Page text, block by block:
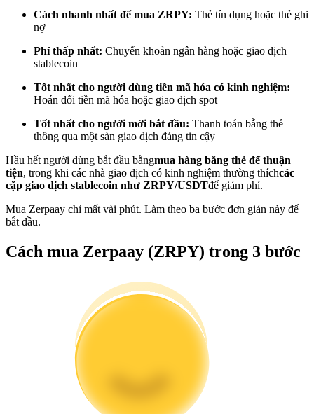
Trở thành Nhà giao dịch Sao chép
Thông tin
Cách nhanh nhất để mua ZRPY: Thẻ tín dụng hoặc thẻ ghi
nợ
Phí thấp nhất: Chuyển khoản ngân hàng hoặc giao dịch
stablecoin
Tốt nhất cho người dùng tiền mã hóa có kinh nghiệm:
Hoán đổi tiền mã hóa hoặc giao dịch spot
Tốt nhất cho người mới bắt đầu: Thanh toán bằng thẻ
thông qua một sàn giao dịch đáng tin cậy
Hầu hết người dùng bắt đầu bằngmua hàng bằng thẻ để thuận
tiện, trong khi các nhà giao dịch có kinh nghiệm thường thíchcác
cặp giao dịch stablecoin như ZRPY/USDTđể giảm phí.
Mua Zerpaay chỉ mất vài phút. Làm theo ba bước đơn giản này để
bắt đầu.
Cách mua Zerpaay (ZRPY) trong 3 bước